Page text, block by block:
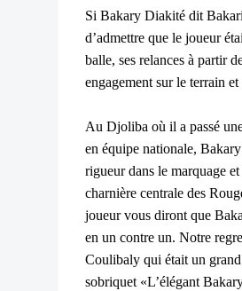
Si Bakary Diakité dit
d’admettre que le joueur
balle, ses relances à partir
engagement sur le terrain et
Au Djoliba où il a passé
en équipe nationale,
rigueur dans le marquage
charnière centrale des
joueur vous diront que
en un contre un. Notre
Coulibaly qui était un
sobriquet «L’élégant